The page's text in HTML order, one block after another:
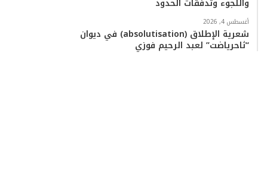
أغسطس 4, 2026
شعرية الإطلاق (absolutisation) في ديوان
“ثاحرياضت” لعبد الرحيم فوزي